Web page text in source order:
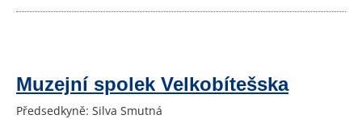
Muzejní spolek Velkobítešska
Předsedkyně: Silva Smutná